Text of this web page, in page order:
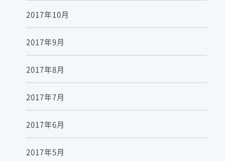
2017年10月
2017年9月
2017年8月
2017年7月
2017年6月
2017年5月